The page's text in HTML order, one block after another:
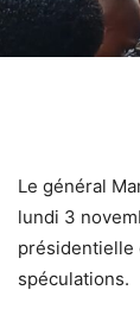
Le général
lundi 3
présidentielle
spéculations.